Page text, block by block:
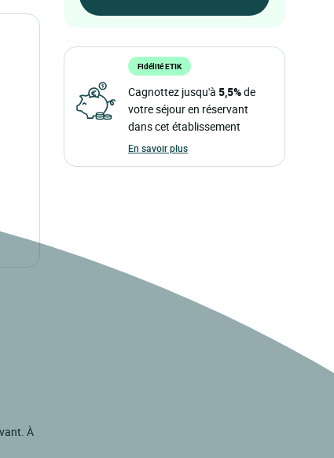
À
Fidélité ETIK
Cagnottez jusqu'à 5,5%de
votre séjour en réservant
dans cet établissement
En savoir plus